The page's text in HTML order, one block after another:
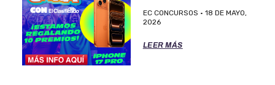
EC CONCURSOS
18 DE MAYO,
2026
LEER MÁS